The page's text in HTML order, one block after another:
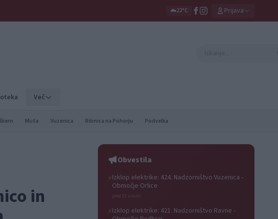
☁️22°C Prijava
Več
Muta Vuzenica Ribnica na Pohorju Podvelka
in
Obvestila
⚡Izklop elektrike: 424. Nadzorništvo Vuzenica -
Območje Orlice
pred 23 urami
⚡Izklop elektrike: 421. Nadzorništvo Ravne -